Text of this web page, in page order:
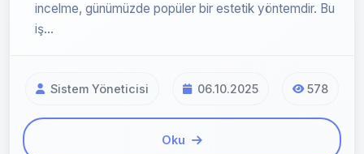
incelme, günümüzde popüler bir estetik yöntemdir. Bu
iş...
Sistem Yöneticisi 06.10.2025 578
Oku